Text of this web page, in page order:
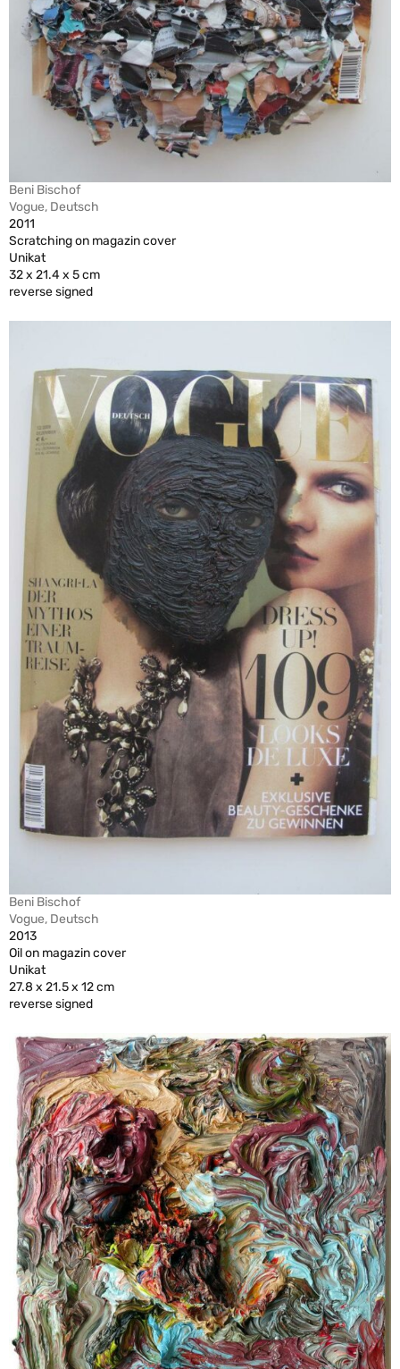
Beni Bischof
Vogue, Deutsch
2011
Scratching on magazin cover
Unikat
32 x 21.4 x 5 cm
reverse signed
Beni Bischof
Vogue, Deutsch
2013
Oil on magazin cover
Unikat
27.8 x 21.5 x 12 cm
reverse signed